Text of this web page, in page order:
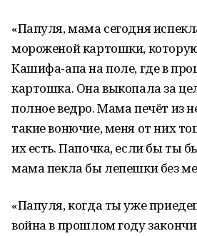
«Папуля, мама сегодня
мороженой картошки,
Кашифа-апа на поле, где в
картошка. Она выкопала за
полное ведро. Мама печёт из
такие вонючие, меня от них
их есть. Папочка, если бы ты
мама пекла бы лепешки без
«Папуля, когда ты уже
война в прошлом году